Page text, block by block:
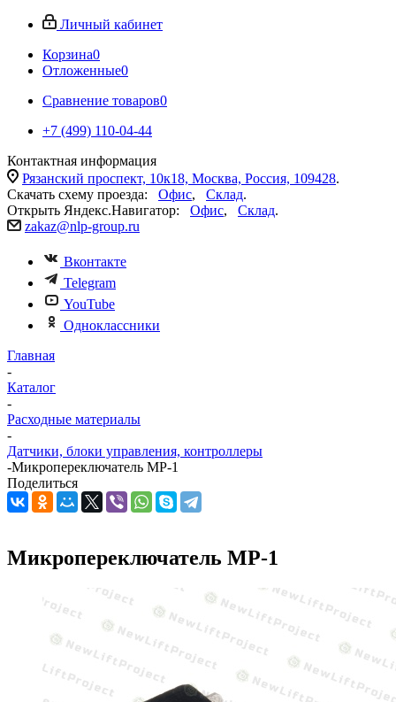
Личный кабинет
Корзина0
Отложенные0
Сравнение товаров0
+7 (499) 110-04-44
Контактная информация
Рязанский проспект, 10к18, Москва, Россия, 109428.
Скачать схему проезда: Офис, Склад.
Открыть Яндекс.Навигатор: Офис, Склад.
zakaz@nlp-group.ru
Вконтакте
Telegram
YouTube
Одноклассники
Главная
-
Каталог
-
Расходные материалы
-
Датчики, блоки управления, контроллеры
-Микропереключатель МР-1
Поделиться
Микропереключатель МР-1